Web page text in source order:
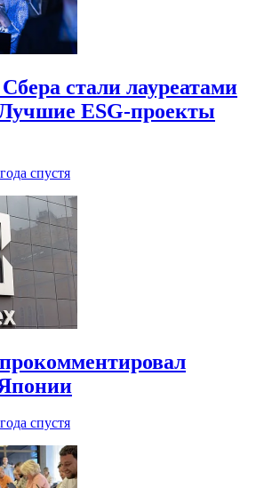
стали лауреатами
ESG-проекты
спустя
спустя